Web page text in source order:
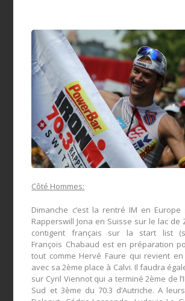
Côté Hommes:
Dimanche c’est la rentré IM en
Rapperswill Jona en Suisse sur le lac de
contigent français sur la start list
François Chabaud est en préparation
tout comme Hervé Faure qui revient
avec sa 2ème place à Calvi. Il faudra
sur Cyril Viennot qui a terminé 2ème de
Sud et 3ème du 70.3 d’Autriche. A